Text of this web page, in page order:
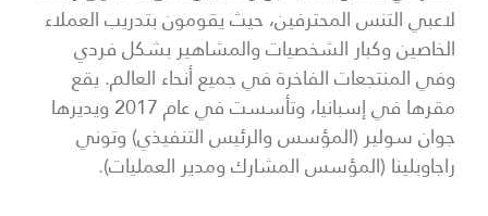
لاعبي التنس المحترفين، حيث يقومون بتدريب العملاء
الخاصين وكبار الشخصيات والمشاهير بشكل فردي
وفي المنتجعات الفاخرة في جميع أنحاء العالم. يقع
مقرها في إسبانيا، وتأسست في عام 2017 ويديرها
جوان سولير (المؤسس والرئيس التنفيذي) وتوني
راجاوبلينا (المؤسس المشارك ومدير العمليات).